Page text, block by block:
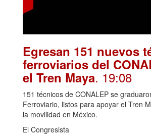
Egresan 151 nuevos
ferroviarios del
el Tren Maya. 19:08
151 técnicos de CONALEP se
Ferroviario, listos para apoyar el Tren
la movilidad en México.
El Congresista